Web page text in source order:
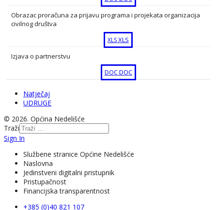
Obrazac proračuna za prijavu programa i projekata organizacija
civilnog društva
XLSXLS
Izjava o partnerstvu
DOC DOC
Natječaj
UDRUGE
© 2026. Općina Nedelišće
Traži
Sign In
Službene stranice Općine Nedelišće
Naslovna
Jedinstveni digitalni pristupnik
Pristupačnost
Financijska transparentnost
+385 (0)40 821 107